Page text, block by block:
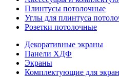
Плинтусы потолочные
Углы для плинтуса
Розетки потолочные
Декоративные экраны
Панели ХДФ
Экраны
Комплектующие для